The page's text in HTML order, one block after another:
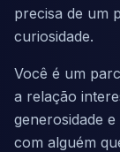
precisa de um
curiosidade.
Você é um
a relação
generosidade
com alguém